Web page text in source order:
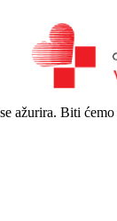
ažurira. Biti